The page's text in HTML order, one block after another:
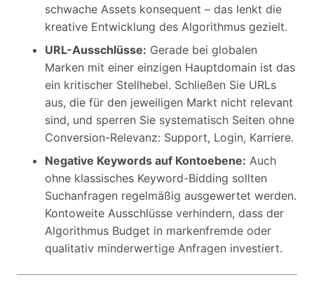
schwache Assets konsequent – das lenkt die
kreative Entwicklung des Algorithmus gezielt.
URL-Ausschlüsse: Gerade bei globalen
Marken mit einer einzigen Hauptdomain ist das
ein kritischer Stellhebel. Schließen Sie URLs
aus, die für den jeweiligen Markt nicht relevant
sind, und sperren Sie systematisch Seiten ohne
Conversion-Relevanz: Support, Login, Karriere.
Negative Keywords auf Kontoebene: Auch
ohne klassisches Keyword-Bidding sollten
Suchanfragen regelmäßig ausgewertet werden.
Kontoweite Ausschlüsse verhindern, dass der
Algorithmus Budget in markenfremde oder
qualitativ minderwertige Anfragen investiert.